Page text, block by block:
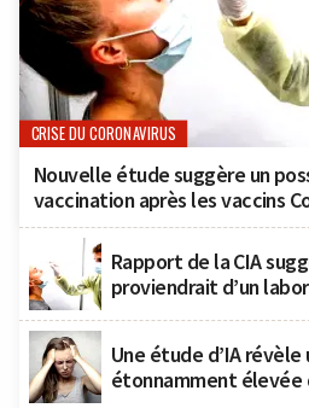
CRISE DU CORONAVIRUS
Nouvelle étude suggère un
vaccination après les vaccins
Rapport de la CIA
proviendrait d’un
Une étude d’IA
étonnamment élevée